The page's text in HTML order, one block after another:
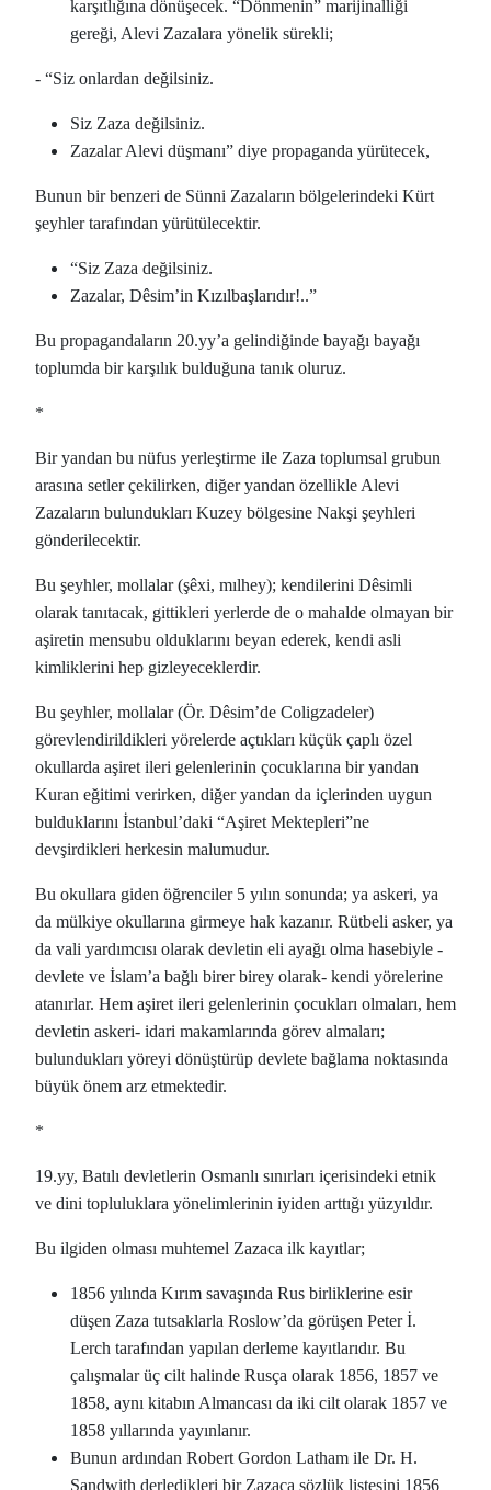
karşıtlığına dönüşecek. “Dönmenin” marijinalliği
gereği, Alevi Zazalara yönelik sürekli;
- “Siz onlardan değilsiniz.
Siz Zaza değilsiniz.
Zazalar Alevi düşmanı” diye propaganda yürütecek,
Bunun bir benzeri de Sünni Zazaların bölgelerindeki Kürt
şeyhler tarafından yürütülecektir.
“Siz Zaza değilsiniz.
Zazalar, Dêsim’in Kızılbaşlarıdır!..”
Bu propagandaların 20.yy’a gelindiğinde bayağı bayağı
toplumda bir karşılık bulduğuna tanık oluruz.
*
Bir yandan bu nüfus yerleştirme ile Zaza toplumsal grubun
arasına setler çekilirken, diğer yandan özellikle Alevi
Zazaların bulundukları Kuzey bölgesine Nakşi şeyhleri
gönderilecektir.
Bu şeyhler, mollalar (şêxi, mılhey); kendilerini Dêsimli
olarak tanıtacak, gittikleri yerlerde de o mahalde olmayan bir
aşiretin mensubu olduklarını beyan ederek, kendi asli
kimliklerini hep gizleyeceklerdir.
Bu şeyhler, mollalar (Ör. Dêsim’de Coligzadeler)
görevlendirildikleri yörelerde açtıkları küçük çaplı özel
okullarda aşiret ileri gelenlerinin çocuklarına bir yandan
Kuran eğitimi verirken, diğer yandan da içlerinden uygun
bulduklarını İstanbul’daki “Aşiret Mektepleri”ne
devşirdikleri herkesin malumudur.
Bu okullara giden öğrenciler 5 yılın sonunda; ya askeri, ya
da mülkiye okullarına girmeye hak kazanır. Rütbeli asker, ya
da vali yardımcısı olarak devletin eli ayağı olma hasebiyle -
devlete ve İslam’a bağlı birer birey olarak- kendi yörelerine
atanırlar. Hem aşiret ileri gelenlerinin çocukları olmaları, hem
devletin askeri- idari makamlarında görev almaları;
bulundukları yöreyi dönüştürüp devlete bağlama noktasında
büyük önem arz etmektedir.
*
19.yy, Batılı devletlerin Osmanlı sınırları içerisindeki etnik
ve dini topluluklara yönelimlerinin iyiden arttığı yüzyıldır.
Bu ilgiden olması muhtemel Zazaca ilk kayıtlar;
1856 yılında Kırım savaşında Rus birliklerine esir
düşen Zaza tutsaklarla Roslow’da görüşen Peter İ.
Lerch tarafından yapılan derleme kayıtlarıdır. Bu
çalışmalar üç cilt halinde Rusça olarak 1856, 1857 ve
1858, aynı kitabın Almancası da iki cilt olarak 1857 ve
1858 yıllarında yayınlanır.
Bunun ardından Robert Gordon Latham ile Dr. H.
Sandwith derledikleri bir Zazaca sözlük listesini 1856